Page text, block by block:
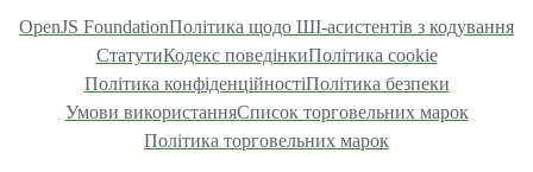
OpenJS FoundationПолітика щодо ШІ-асистентів з кодування
СтатутиКодекс поведінкиПолітика cookie
Політика конфіденційностіПолітика безпеки
Умови використанняСписок торговельних марок
Політика торговельних марок